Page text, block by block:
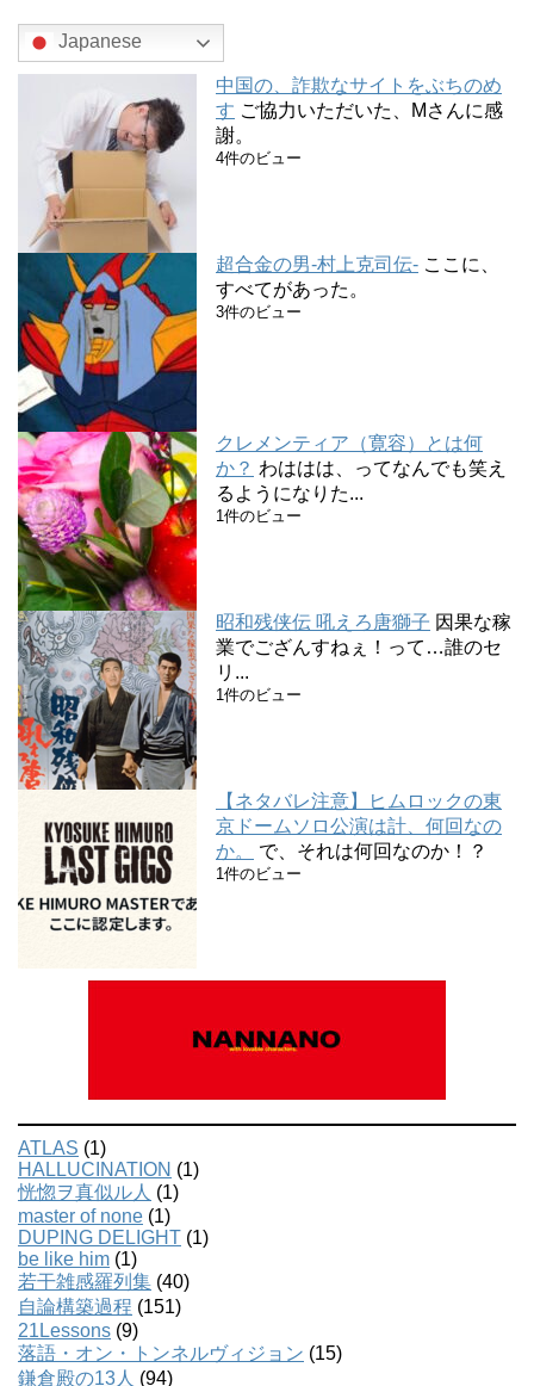
Japanese
中国の、詐欺なサイトをぶちのめ
す ご協力いただいた、Mさんに感
謝。
4件のビュー
超合金の男-村上克司伝- ここに、
すべてがあった。
3件のビュー
クレメンティア（寛容）とは何
か？ わははは、ってなんでも笑え
るようになりた...
1件のビュー
昭和残侠伝 吼えろ唐獅子 因果な稼
業でござんすねぇ！って…誰のセ
リ...
1件のビュー
【ネタバレ注意】ヒムロックの東
京ドームソロ公演は計、何回なの
か。
で、それは何回なのか！？
1件のビュー
ATLAS (1)
HALLUCINATION (1)
恍惚ヲ真似ル人 (1)
master of none (1)
DUPING DELIGHT (1)
be like him (1)
若干雑感羅列集 (40)
自論構築過程 (151)
21Lessons (9)
落語・オン・トンネルヴィジョン (15)
鎌倉殿の13人 (94)